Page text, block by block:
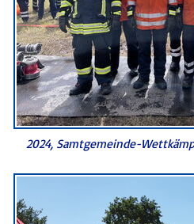
2024, Samtgemeinde-